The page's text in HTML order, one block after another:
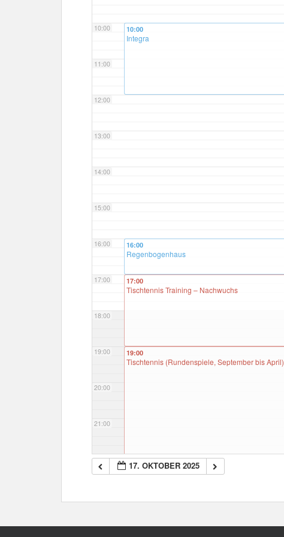
10:00
11:00
12:00
13:00
14:00
15:00
16:00
17:00
18:00
19:00
20:00
21:00
22:00
10:00
Integra
16:00
Regenbogenhaus
17:00
Tischtennis Training – Nachwuchs
19:00
Tischtennis (Rundenspiele, September bis April)
17. OKTOBER 2025